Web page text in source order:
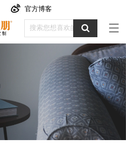
T
g
g
e
n
a
v
官方博客